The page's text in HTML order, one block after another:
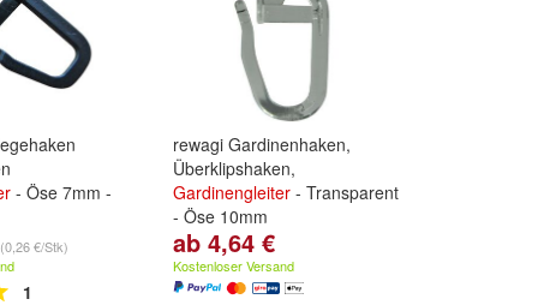
- Öse 7mm -
,50 Stück
weitere ...
(0,26 €/Stk)
1
rewagi Gardinenhaken,
Überklipshaken,
Gardinengleiter - Transparent
- Öse 10mm
Stückzahl: 25 Stück
100 Stückundweitere ...
ab 4,64 €
Kostenloser Versand